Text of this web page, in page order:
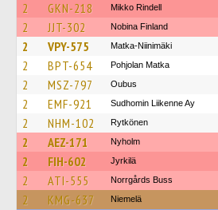
2 GKN-218 Mikko Rindell
2 JJT-302 Nobina Finland
2 VPY-575 Matka-Niinimäki
2 BPT-654 Pohjolan Matka
2 MSZ-797 Oubus
2 EMF-921 Sudhomin Liikenne Ay
2 NHM-102 Rytkönen
2 AEZ-171 Nyholm
2 FIH-602 Jyrkilä
2 ATI-555 Norrgårds Buss
2 KMG-637 Niemelä